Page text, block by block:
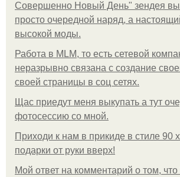
Совершенно Новый День" зендея
просто очередной наряд, а
высокой моды.
Работа в MLM, то есть сетевой
неразрывно связана с создание
своей страницы в соц сетях.
Щас приедут меня выкупать а тут
фотосессию со мной.
Приходи к нам в прикиде в стиле 90
подарки от руки вверх!
Мой ответ на комментарий о том,